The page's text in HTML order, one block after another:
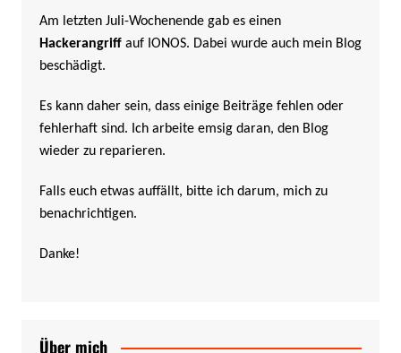
Am letzten Juli-Wochenende gab es einen
Hackerangriffauf IONOS. Dabei wurde auch mein Blog
beschädigt.
Es kann daher sein, dass einige Beiträge fehlen oder
fehlerhaft sind. Ich arbeite emsig daran, den Blog
wieder zu reparieren.
Falls euch etwas auffällt, bitte ich darum, mich zu
benachrichtigen.
Danke!
Über mich